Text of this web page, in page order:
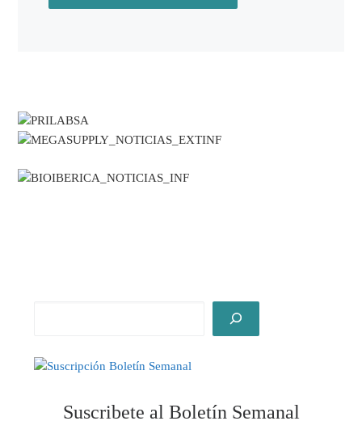
Suscribete al Boletín Semanal